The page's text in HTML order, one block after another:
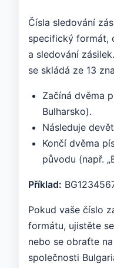
Čísla sledování
specifický formát,
a sledování
se skládá ze 13
Začíná dvěma
Bulharsko).
Následuje
Končí dvěma
původu (např.
Příklad:
Pokud vaše číslo
formátu, ujistěte
nebo se obraťte
společnosti